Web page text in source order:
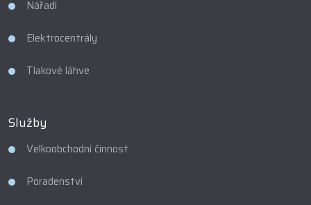
Nářadí
Elektrocentrály
Tlakové láhve
Služby
Velkoobchodní činnost
Poradenství